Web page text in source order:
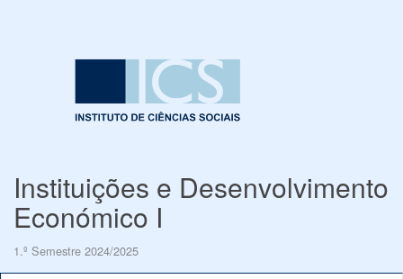
Instituições e Desenvolvimento
Económico I
1.º Semestre 2024/2025